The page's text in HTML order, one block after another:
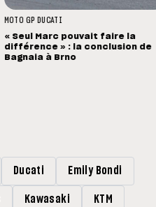
MOTO GP DUCATI
« Seul Marc pouvait faire la
différence » : la conclusion de
Bagnaia à Brno
Ducati Emily Bondi
Kawasaki KTM